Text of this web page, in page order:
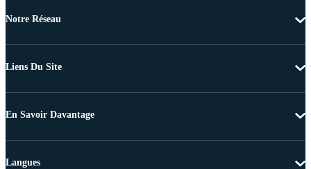
Notre Réseau
Liens Du Site
En Savoir Davantage
Langues